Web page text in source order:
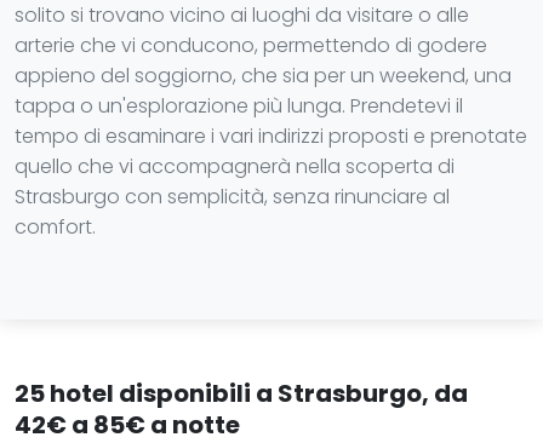
solito si trovano vicino ai luoghi da visitare o alle
arterie che vi conducono, permettendo di godere
appieno del soggiorno, che sia per un weekend, una
tappa o un'esplorazione più lunga. Prendetevi il
tempo di esaminare i vari indirizzi proposti e prenotate
quello che vi accompagnerà nella scoperta di
Strasburgo con semplicità, senza rinunciare al
comfort.
25 hotel disponibili a Strasburgo, da
42€ a 85€ a notte